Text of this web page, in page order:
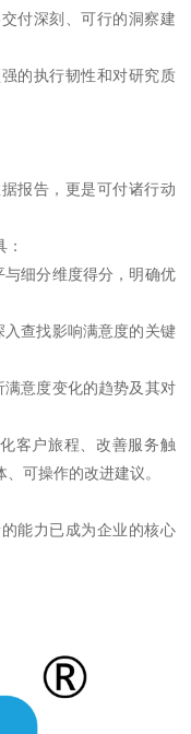
付深刻、可行的洞察建
的执行韧性和对研究质
报告，更是可付诸行动
细分维度得分，明确优
查找影响满意度的关键
意度变化的趋势及其对
客户旅程、改善服务触
可操作的改进建议。
能力已成为企业的核心